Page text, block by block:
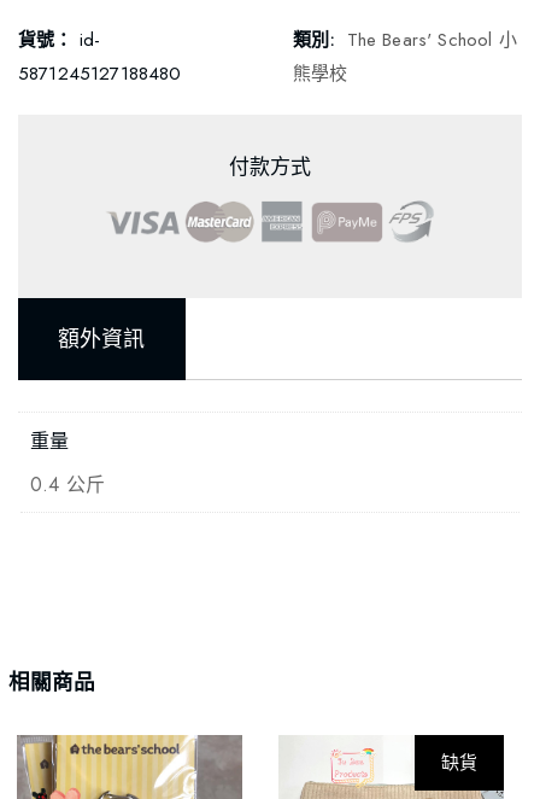
貨號： id-
5871245127188480
類別: The Bears' School 小
熊學校
付款方式
額外資訊
重量
0.4 公斤
相關商品
缺貨